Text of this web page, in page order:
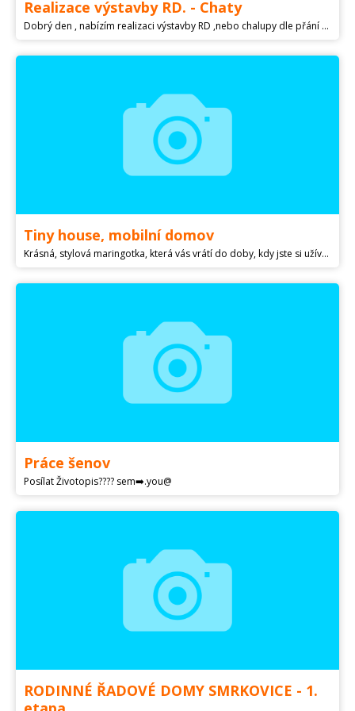
Realizace výstavby RD. - Chaty
Dobrý den , nabízím realizaci výstavby RD ,nebo chalupy dle přání zákazníka o výměře 700m2 ve Smržovce okr Jbc. Parcela se nachází u hlavní silnice směrem na Tanvald. Kompletní stavební povolení vč. Čov, sjezdu ,ele .přípojka atd...vše povoleno . Projekt na RD k dispozici , nebo možno použít vlastní, - zastavěnost plochy neomezená. Více info. na . Jafl.s.r.o stavební spol.
Tiny house, mobilní domov
Krásná, stylová maringotka, která vás vrátí do doby, kdy jste si užívali volnosti. Ano, i tento pocit budete mít s našimi zakázkovými maringotkami! Tato má půlkulatou střechu, je plně zateplena, s rozvody elektřiny. Je to designový kousek a zaslouží si vaši pozornost. Právě proto stavíme maringotky na zakázku, spojte se s námi a neváhejte nás navštívit či rovnou zavolejte, jsme tu jen pro vás! Tiny House, Maringotka, Mobilheim, MobilHouse, Jurta, Gastro, Chata, Domek, Chalupa, Alternativní bydlení
Práce šenov
Posílat Životopis???? sem➡️.you@
RODINNÉ ŘADOVÉ DOMY SMRKOVICE - 1.